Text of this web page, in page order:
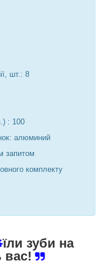
шт.: 8
: 100
алюминий
запитом
комплекту
їли зуби на
вас!